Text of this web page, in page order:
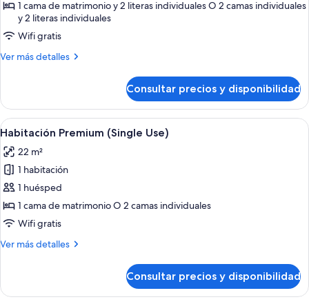
Habitación
familiar
(2
Adults
Children)
1 cama de matrimonio y 2 literas individuales O 2 camas individuales
y 2 literas individuales
Wifi gratis
Ver más detalles
Más
familiar
(2
Adults
2
Children)
Consultar precios y disponibilidad
Abrir
todas
las
fotos
de
Habitación
Premium
Use)
Una habitación de hotel con cama,
5
Habitación Premium (Single Use)
22 m²
1 habitación
1 huésped
1 cama de matrimonio O 2 camas individuales
Wifi gratis
Ver más detalles
Más
Premium
Consultar precios y disponibilidad